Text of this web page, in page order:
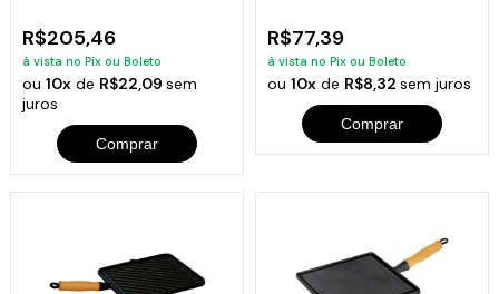
R$205,46
à vista no Pix ou Boleto
ou10x de R$22,09sem
juros
Comprar
R$77,39
à vista no Pix ou Boleto
ou 10xde R$8,32 sem juros
Comprar